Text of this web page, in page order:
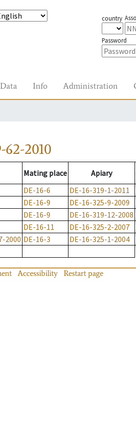
country
Password
Info Administration
62-2010
Mating place Apiary
DE-16-6 DE-16-319-1-2011
DE-16-9 DE-16-325-9-2009
DE-16-9 DE-16-319-12-2008
DE-16-11 DE-16-325-2-2007
2000 DE-16-3 DE-16-325-1-2004
Accessibility Restart page